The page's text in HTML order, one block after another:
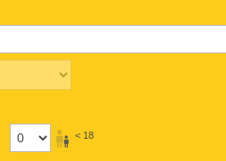
< 18